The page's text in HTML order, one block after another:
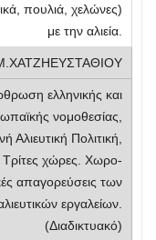
πουλιά, χελώνες)
με την αλιεία.
ελληνικής και
νομοθεσίας,
Αλιευτική Πολιτική,
Τρίτες χώρες. Χωρο-
απαγορεύσεις των
εργαλείων.
(Διαδικτυακό)